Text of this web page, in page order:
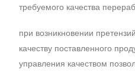
требуемого качества
при возникновении
качеству поставленного
управления качеством